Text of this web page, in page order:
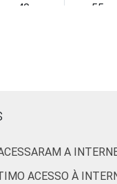
40 55
A
ACESSO À